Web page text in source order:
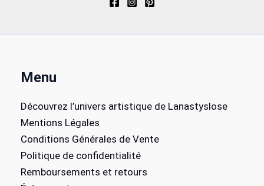
Menu
Découvrez l’univers artistique de Lanastyslose
Mentions Légales
Conditions Générales de Vente
Politique de confidentialité
Remboursements et retours